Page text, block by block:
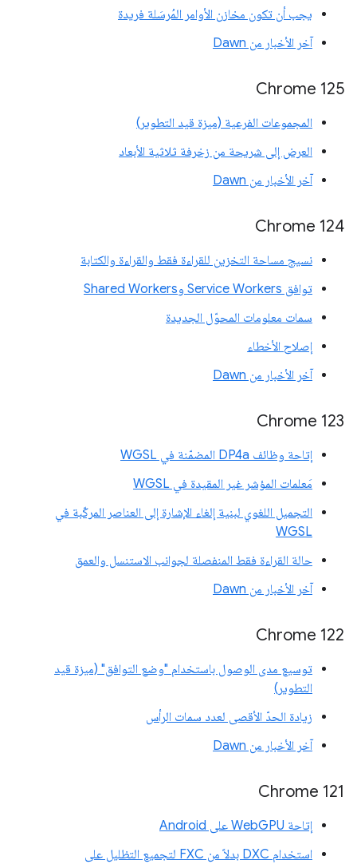
يجب أن تكون مخازن الأوامر المُرسَلة فريدة
آخر الأخبار من Dawn
‫Chrome 125
المجموعات الفرعية (ميزة قيد التطوير)
العرض إلى شريحة من زخرفة ثلاثية الأبعاد
آخر الأخبار من Dawn
Chrome 124
نسيج مساحة التخزين للقراءة فقط والقراءة والكتابة
توافق Service Workers وShared Workers
سمات معلومات المحوّل الجديدة
إصلاح الأخطاء
آخر الأخبار من Dawn
Chrome 123
إتاحة وظائف DP4a المضمّنة في WGSL
مَعلمات المؤشر غير المقيدة في WGSL
التجميل اللغوي لبنية إلغاء الإشارة إلى العناصر المركّبة في
WGSL
حالة القراءة فقط المنفصلة لجوانب الاستنسل والعمق
آخر الأخبار من Dawn
‫Chrome 122
توسيع مدى الوصول باستخدام "وضع التوافق" (ميزة قيد
التطوير)
زيادة الحدّ الأقصى لعدد سمات الرأس
آخر الأخبار من Dawn
Chrome 121
إتاحة WebGPU على Android
استخدام DXC بدلاً من FXC لتجميع التظليل على